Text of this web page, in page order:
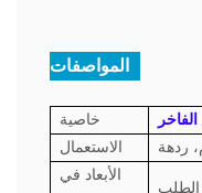
خاصية
الاستعمال
ردهة
الأبعاد في